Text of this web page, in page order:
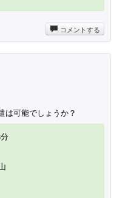
コメントする
は可能でしょうか？